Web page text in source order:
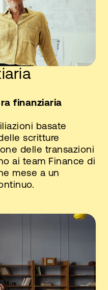
finanziaria
basate
scritture
delle transazioni
ai team Finance di
mese a un